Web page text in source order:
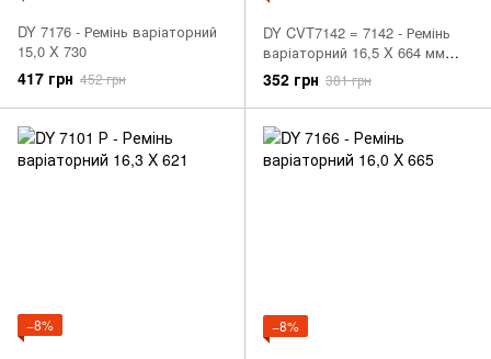
DY 7176 - Ремінь варіаторний
15,0 X 730
417 грн 452 грн
DY CVT7142 = 7142 - Ремінь
варіаторний 16,5 X 664 мм
DERBI VAMOS; ITALJET
VELOCIFERO; SUZUKI AH 50
1992-1998
352 грн 381 грн
−8% −8%